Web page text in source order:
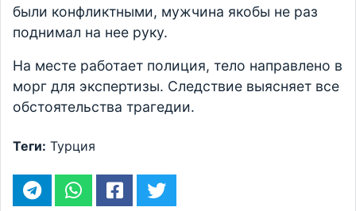
были конфликтными, мужчина якобы не раз
поднимал на нее руку.
На месте работает полиция, тело направлено в
морг для экспертизы. Следствие выясняет все
обстоятельства трагедии.
Теги: Турция